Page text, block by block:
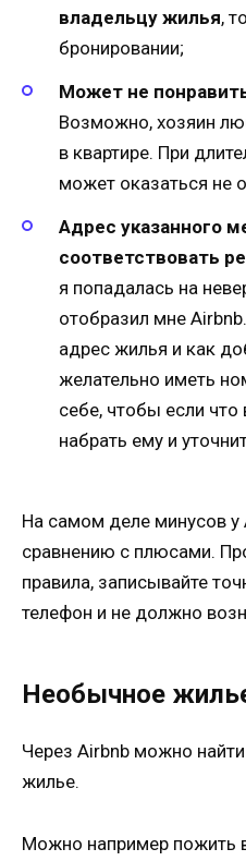
владельцу жилья,
бронировании;
Может не
Возможно, хозяин
в квартире. При
может оказаться не
Адрес указанного
соответствовать
я попадалась на
отобразил мне
адрес жилья и как
желательно иметь
себе, чтобы если
набрать ему и
На самом деле минусов у
сравнению с плюсами.
правила, записывайте
телефон и не должно
Необычное
Через Airbnb можно
жилье.
Можно например пожить